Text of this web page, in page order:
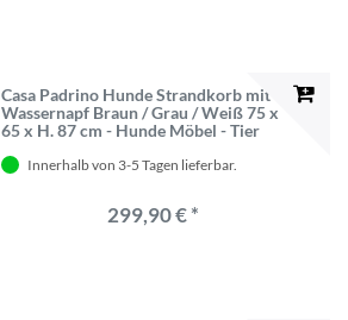
Casa Padrino Hunde Strandkorb mit
Wassernapf Braun / Grau / Weiß 75 x
65 x H. 87 cm - Hunde Möbel - Tier
MöbelInnerhalb von 3-5 Tagen lieferbar.
299,90 € *